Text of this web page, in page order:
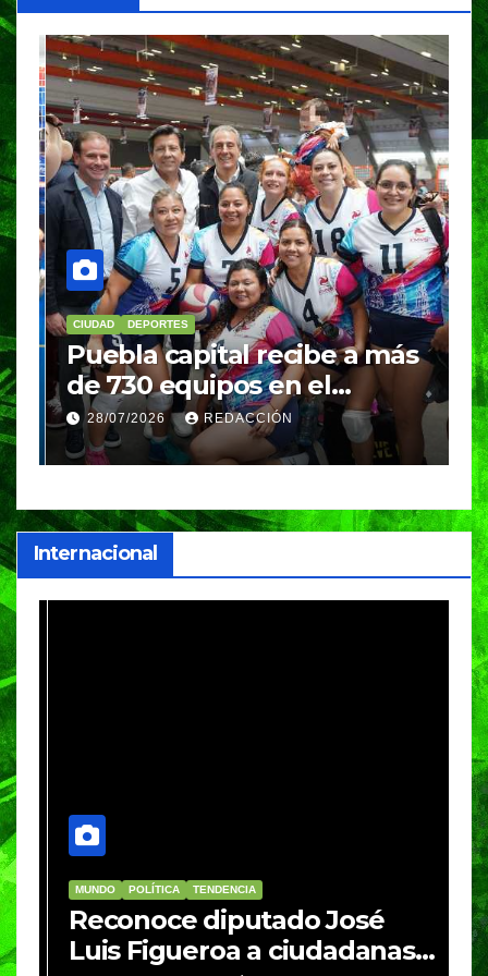
CIUDAD DEPORTES
Puebla capital recibe a más
de 730 equipos en el
Festival Máster de Voleibol
28/07/2026 REDACCIÓN
Internacional
MUNDO POLÍTICA TENDENCIA
Reconoce diputado José
Luis Figueroa a ciudadanas y